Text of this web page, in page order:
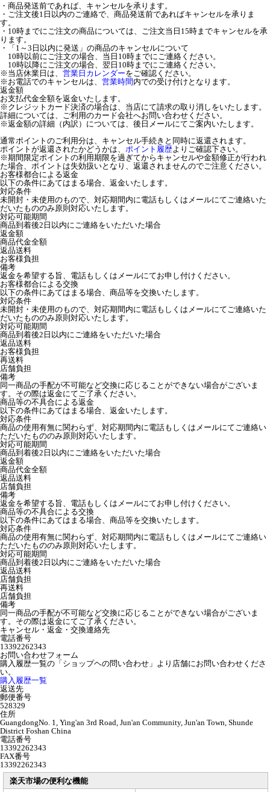
・商品発送前であれば、キャンセルを承ります。
・ご注文後1日以内のご連絡で、商品発送前であればキャンセルを承りま
す。
・10時までにご注文の商品については、ご注文当日15時までキャンセルを承
ります。
・「1～3日以内に発送」の商品のキャンセルについて
10時以前にご注文の場合、当日10時までにご連絡ください。
10時以降にご注文の場合、翌日10時までにご連絡ください。
※当店休業日は、 営業日カレンダーをご確認ください。
※お電話でのキャンセルは、 営業時間内での受け付けとなります。
返金額
お支払代金全額を返金いたします。
※クレジットカード決済の場合は、当店にて請求の取り消しをいたします。
詳細については、ご利用のカード会社へお問い合わせください。
※返金額の詳細（内訳）については、後日メールにてご案内いたします。
通常ポイントのご利用分は、キャンセル手続きと同時に返還されます。
ポイントが返還されたかどうかは、 ポイント履歴よりご確認下さい。
※期間限定ポイントの利用期限を過ぎてからキャンセルや金額修正が行われ
た場合、ポイントは失効扱いとなり、返還されませんのでご注意ください。
お客様都合による返金
以下の条件にあてはまる場合、返金いたします。
対応条件
未開封・未使用のもので、対応期間内に電話もしくはメールにてご連絡いた
だいたもののみ原則対応いたします。
対応可能期間
商品到着後2日以内にご連絡をいただいた場合
返金額
商品代金全額
返品送料
お客様負担
備考
返金を希望する旨、電話もしくはメールにてお申し付けください。
お客様都合による交換
以下の条件にあてはまる場合、商品等を交換いたします。
対応条件
未開封・未使用のもので、対応期間内に電話もしくはメールにてご連絡いた
だいたもののみ原則対応いたします。
対応可能期間
商品到着後2日以内にご連絡をいただいた場合
返品送料
お客様負担
再送料
店舗負担
備考
同一商品の手配が不可能など交換に応じることができない場合がございま
す。その際は返金にてご了承ください。
商品等の不具合による返金
以下の条件にあてはまる場合、返金いたします。
対応条件
商品の使用有無に関わらず、対応期間内に電話もしくはメールにてご連絡い
ただいたもののみ原則対応いたします。
対応可能期間
商品到着後2日以内にご連絡をいただいた場合
返金額
商品代金全額
返品送料
店舗負担
備考
返金を希望する旨、電話もしくはメールにてお申し付けください。
商品等の不具合による交換
以下の条件にあてはまる場合、商品等を交換いたします。
対応条件
商品の使用有無に関わらず、対応期間内に電話もしくはメールにてご連絡い
ただいたもののみ原則対応いたします。
対応可能期間
商品到着後2日以内にご連絡をいただいた場合
返品送料
店舗負担
再送料
店舗負担
備考
同一商品の手配が不可能など交換に応じることができない場合がございま
す。その際は返金にてご了承ください。
キャンセル・返金・交換連絡先
電話番号
13392262343
お問い合わせフォーム
購入履歴一覧の「ショップヘの問い合わせ」より店舗にお問い合わせくださ
い。
購入履歴一覧
返送先
郵便番号
528329
住所
GuangdongNo. 1, Ying'an 3rd Road, Jun'an Community, Jun'an Town, Shunde
District Foshan China
電話番号
13392262343
FAX番号
13392262343
楽天市場の便利な機能